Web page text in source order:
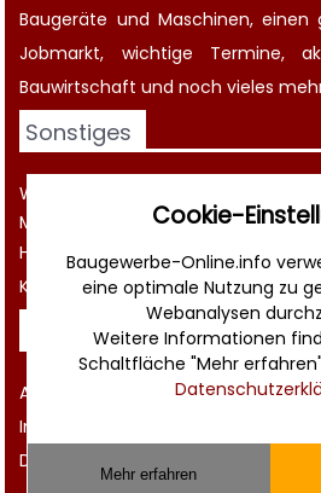
Baugeräte und Maschinen,
Jobmarkt, wichtige Termine,
Bauwirtschaft und noch vieles
Sonstiges
Werbung
Musterverträge und Vorlagen
Hilfe
Kontakt
Rechtliches
AGB
Impressum
Datenschutz
Cookie-
Baugewerbe-Online.info
eine optimale Nutzung zu
Webanalysen
Weitere Informationen
Schaltfläche "Mehr
Mehr erfahren